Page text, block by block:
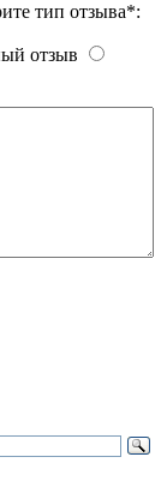
тип отзыва*:
отзыв